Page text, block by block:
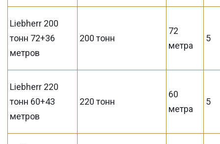
Liebherr 200
тонн 72+36
метров
200 тонн
72
метра
5
Liebherr 220
тонн 60+43
метров
220 тонн
60
метра
5